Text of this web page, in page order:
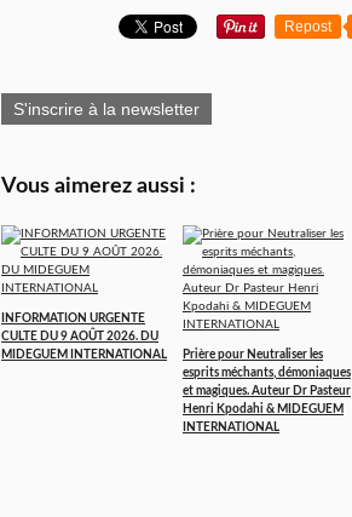
Repost
S'inscrire à la newsletter
Vous aimerez aussi :
INFORMATION URGENTE
CULTE DU 9 AOÛT 2026. DU
MIDEGUEM INTERNATIONAL
Prière pour Neutraliser les
esprits méchants, démoniaques
et magiques. Auteur Dr Pasteur
Henri Kpodahi & MIDEGUEM
INTERNATIONAL